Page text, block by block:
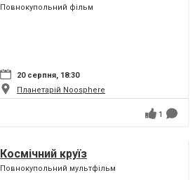
Повнокупольний фільм
20 серпня, 18:30
Планетарій Noosphere
1
Космічний круїз
Повнокупольний мультфільм